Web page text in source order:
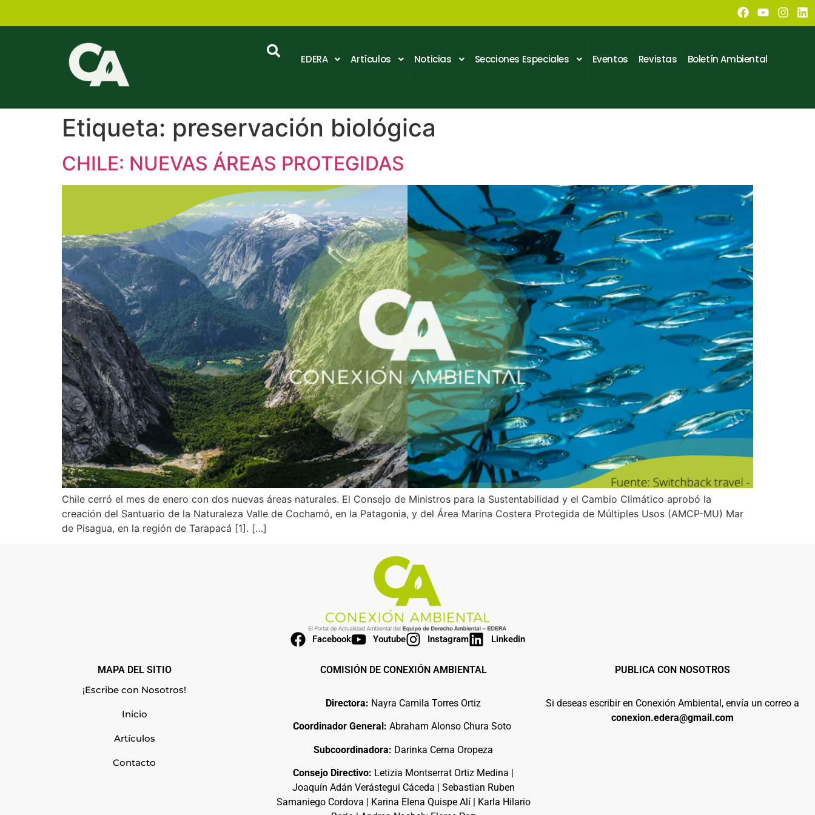
EDERA Artículos Noticias Secciones Especiales Eventos Revistas Boletín Ambiental
Etiqueta: preservación biológica
CHILE: NUEVAS ÁREAS PROTEGIDAS
Chile cerró el mes de enero con dos nuevas áreas naturales. El Consejo de Ministros para la Sustentabilidad y el Cambio Climático aprobó la
creación del Santuario de la Naturaleza Valle de Cochamó, en la Patagonia, y del Área Marina Costera Protegida de Múltiples Usos (AMCP-MU) Mar
de Pisagua, en la región de Tarapacá [1]. […]
Facebook Youtube Instagram Linkedin
MAPA DEL SITIO
¡Escribe con Nosotros!
Inicio
Artículos
Contacto
COMISIÓN DE CONEXIÓN AMBIENTAL
Directora: Nayra Camila Torres Ortiz
Coordinador General:Abraham Alonso Chura Soto
Subcoordinadora: Darinka Cerna Oropeza
Consejo Directivo: Letizia Montserrat Ortiz Medina |
Joaquín Adán Verástegui Cáceda | Sebastian Ruben
Samaniego Cordova | Karina Elena Quispe Alí | Karla Hilario
PUBLICA CON NOSOTROS
Si deseas escribir en Conexión Ambiental, envía un correo a
conexion.edera@gmail.com